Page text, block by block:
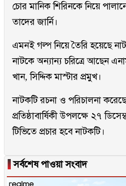
চোর মানিক শিরিনকে নিয়ে
তাদের জার্নি।
এমনই গল্প নিয়ে তৈরি হয়েছে
নাটকে অন্যান্য চরিত্রে আছেন
খান, সিদ্দিক মাস্টার প্রমুখ।
নাটকটি রচনা ও পরিচালনা
প্রতিষ্ঠাবার্ষিকী উপলক্ষে ২৭
টিভিতে প্রচার হবে নাটকটি।
▐সর্বশেষ পাওয়া সংবাদ